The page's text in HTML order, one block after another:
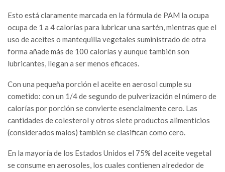
Esto está claramente marcada en la fórmula de PAM la ocupa
ocupa de 1 a 4 calorías para lubricar una sartén, mientras que el
uso de aceites o mantequilla vegetales suministrado de otra
forma añade más de 100 calorías y aunque también son
lubricantes, llegan a ser menos eficaces.
Con una pequeña porción el aceite en aerosol cumple su
cometido: con un 1/4 de segundo de pulverización el número de
calorías por porción se convierte esencialmente cero. Las
cantidades de colesterol y otros siete productos alimenticios
(considerados malos) también se clasifican como cero.
En la mayoría de los Estados Unidos el 75% del aceite vegetal
se consume en aerosoles, los cuales contienen alrededor de